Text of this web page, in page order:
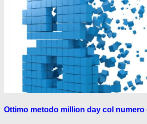
Ottimo metodo million day col numero